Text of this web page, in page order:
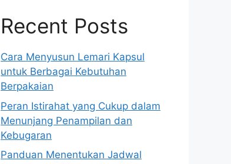
Recent Posts
Cara Menyusun Lemari Kapsul
untuk Berbagai Kebutuhan
Berpakaian
Peran Istirahat yang Cukup dalam
Menunjang Penampilan dan
Kebugaran
Panduan Menentukan Jadwal